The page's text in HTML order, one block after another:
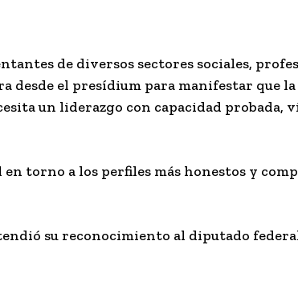
de diversos sectores sociales,
desde el presídium para manifestar que la
un liderazgo con capacidad
torno a los perfiles más honestos y
su reconocimiento al diputado